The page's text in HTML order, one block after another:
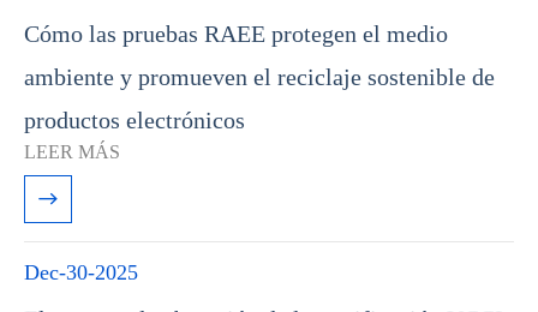
Cómo las pruebas RAEE protegen el medio
ambiente y promueven el reciclaje sostenible de
productos electrónicos
LEER MÁS

Dec-30-2025